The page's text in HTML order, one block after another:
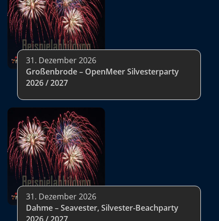
31. Dezember 2026
Großenbrode – OpenMeer Silvesterparty
2026 / 2027
31. Dezember 2026
Dahme – Seavester, Silvester-Beachparty